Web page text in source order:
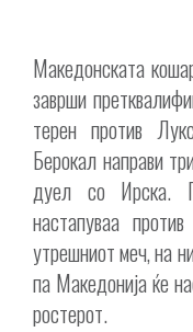
Македонската
заврши
терен против
Берокал направи
дуел со Ирска.
настапуваа
утрешниот меч, на
па Македонија ќе
ростерот.